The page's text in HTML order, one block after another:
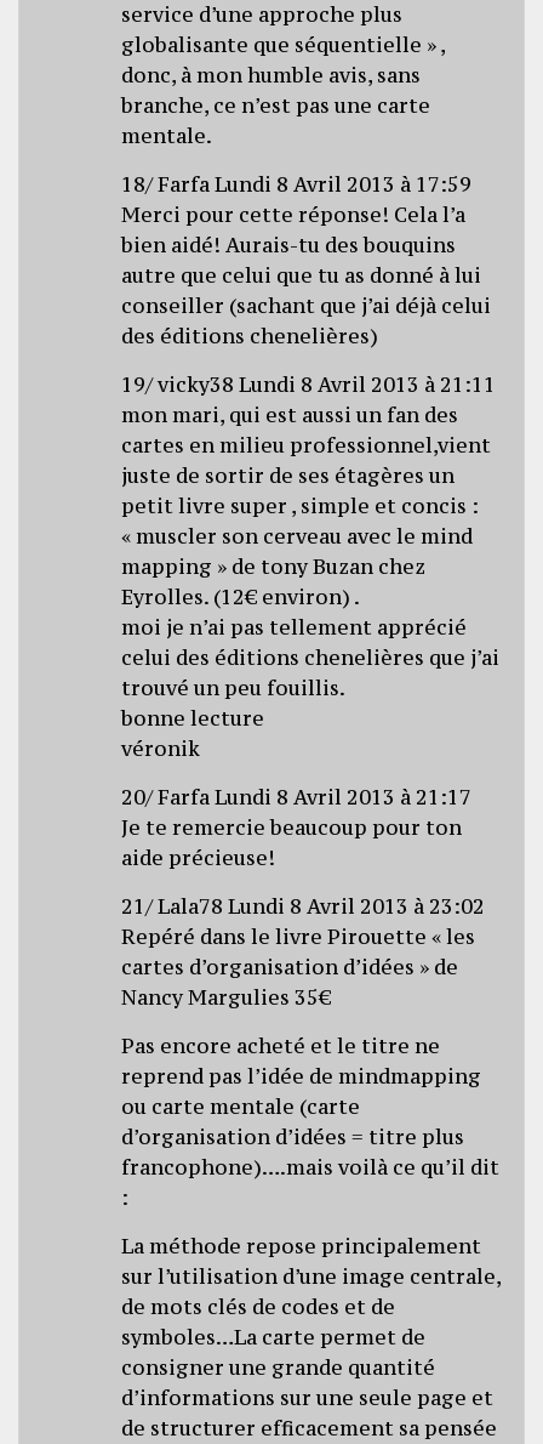
service d’une approche plus
globalisante que séquentielle » ,
donc, à mon humble avis, sans
branche, ce n’est pas une carte
mentale.
18/ Farfa Lundi 8 Avril 2013 à 17:59
Merci pour cette réponse! Cela l’a
bien aidé! Aurais-tu des bouquins
autre que celui que tu as donné à lui
conseiller (sachant que j’ai déjà celui
des éditions chenelières)
19/ vicky38 Lundi 8 Avril 2013 à 21:11
mon mari, qui est aussi un fan des
cartes en milieu professionnel,vient
juste de sortir de ses étagères un
petit livre super , simple et concis :
« muscler son cerveau avec le mind
mapping » de tony Buzan chez
Eyrolles. (12€ environ) .
moi je n’ai pas tellement apprécié
celui des éditions chenelières que j’ai
trouvé un peu fouillis.
bonne lecture
véronik
20/ Farfa Lundi 8 Avril 2013 à 21:17
Je te remercie beaucoup pour ton
aide précieuse!
21/ Lala78 Lundi 8 Avril 2013 à 23:02
Repéré dans le livre Pirouette « les
cartes d’organisation d’idées » de
Nancy Margulies 35€
Pas encore acheté et le titre ne
reprend pas l’idée de mindmapping
ou carte mentale (carte
d’organisation d’idées = titre plus
francophone)….mais voilà ce qu’il dit
:
La méthode repose principalement
sur l’utilisation d’une image centrale,
de mots clés de codes et de
symboles…La carte permet de
consigner une grande quantité
d’informations sur une seule page et
de structurer efficacement sa pensée